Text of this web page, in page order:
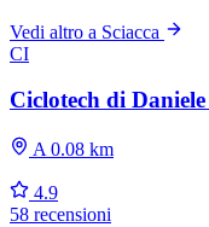
Vedi altro a Sciacca
CI
Ciclotech di
A 0.08 km
4.9
58 recensioni